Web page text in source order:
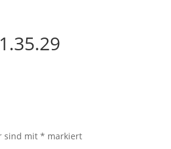
sind mit* markiert